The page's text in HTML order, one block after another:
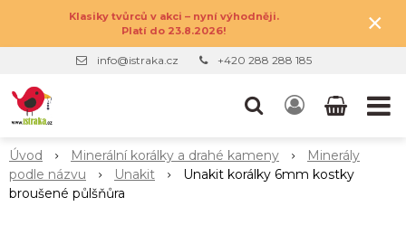
Klasiky tvůrců v akci – nyní výhodněji.
Platí do 23.8.2026!
×
info@istraka.cz +420 288 288 185
Úvod Minerální korálky a drahé kameny
Minerály
podle názvu
Unakit
Unakit korálky 6mm kostky
broušené půlšňůra